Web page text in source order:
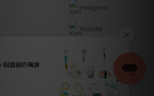
Instagram
Youtube
Line@
公司 | YODEE INTERNATIONAL CO., LTD